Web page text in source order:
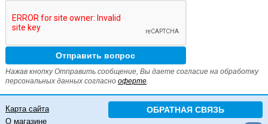
Нажав кнопку Отправить сообщение, Вы даете согласие на обработку
персональных данных согласно оферте.
ОБРАТНАЯ СВЯЗЬ
Карта сайта
О магазине